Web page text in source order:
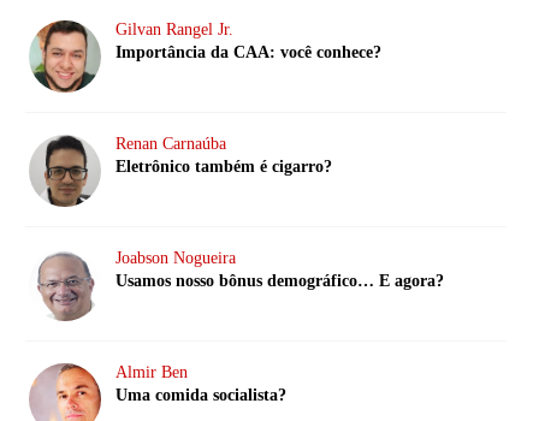
Gilvan Rangel Jr.
Importância da CAA: você conhece?
Renan Carnaúba
Eletrônico também é cigarro?
Joabson Nogueira
Usamos nosso bônus demográfico… E agora?
Almir Ben
Uma comida socialista?